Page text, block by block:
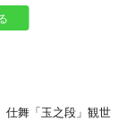
仕舞「玉之段」観世